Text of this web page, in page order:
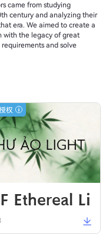
century and analyzing their
era. We aimed to create a
with the legacy of great
and solve
权
Ethereal Li
Black